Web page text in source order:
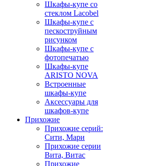
Шкафы-купе со
стеклом Lacobel
Шкафы-купе с
пескоструйным
рисунком
Шкафы-купе с
фотопечатью
Шкафы-купе
ARISTO NOVA
Встроенные
шкафы-купе
Аксессуары для
шкафов-купе
Прихожие
Прихожие серий:
Сити, Мари
Прихожие серии
Вита, Витас
Прихожие